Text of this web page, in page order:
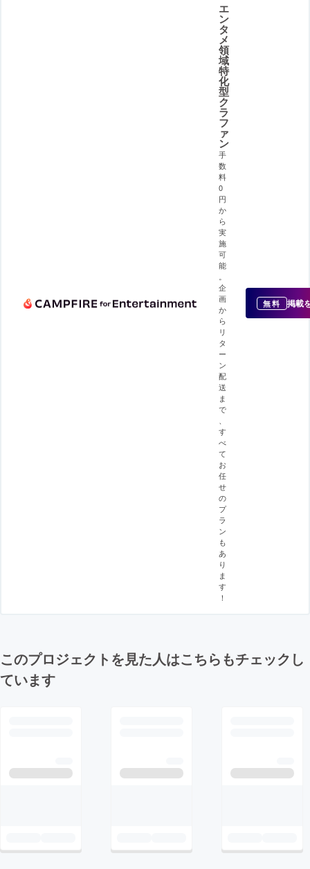
エ
ン
タ
メ
領
域
特
化
型
ク
ラ
フ
ァ
ン
手
数
料
0
円
か
ら
実
施
可
能
。
企
画
か
ら
リ
タ
ー
ン
配
送
ま
で
、
す
べ
て
お
任
せ
の
プ
ラ
ン
も
あ
り
ま
す
！
無料 掲載
このプロジェクトを見た人はこちらもチェックし
ています